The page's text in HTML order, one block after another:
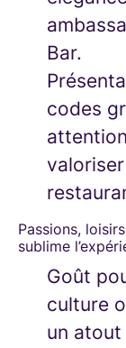
Bar.
codes
Passions,
sublime
Goût
culture
un